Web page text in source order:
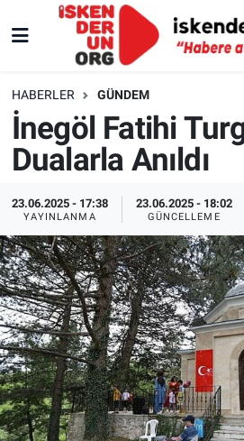
HABERLER GÜNDEM
İnegöl Fatihi
Dualarla Anıldı
23.06.2025 - 17:38
YAYINLANMA
23.06.2025 - 18:02
GÜNCELLEME